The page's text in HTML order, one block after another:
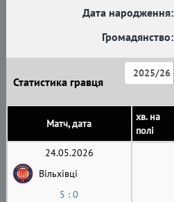
Дата народження:
Громадянство:
Статистика гравця
2025/26
Матч, дата
хв. на
полі
24.05.2026
Вільхівці
5 : 0